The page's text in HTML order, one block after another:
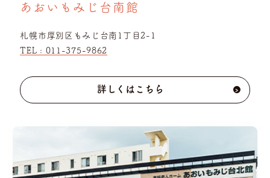
あおいもみじ台南館
札幌市厚別区もみじ台南1丁目2-1
TEL : 011-375-9862
詳しくはこちら ›